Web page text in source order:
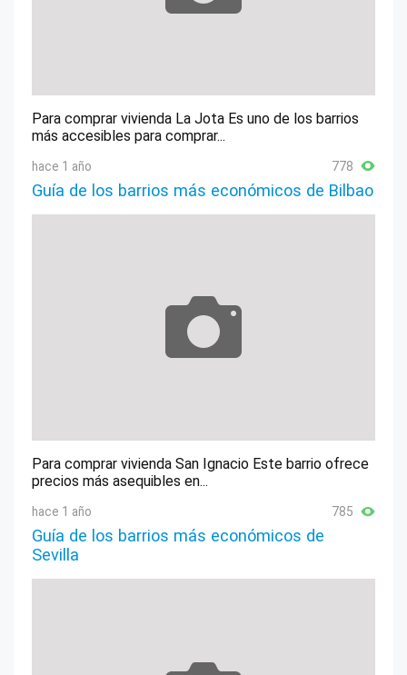
Para comprar vivienda La Jota Es uno de los barrios
más accesibles para comprar...
hace 1 año 778
Guía de los barrios más económicos de Bilbao
Para comprar vivienda San Ignacio Este barrio ofrece
precios más asequibles en...
hace 1 año 785
Guía de los barrios más económicos de
Sevilla